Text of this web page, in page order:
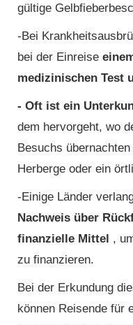
gültige
-Bei
bei der Einreise
medizinischen Test
- Oft ist ein
dem hervorgeht, wo
Besuchs
Herberge oder ein
-Einige Länder
Nachweis über
finanzielle Mittel ,
zu finanzieren.
Bei der Erkundung
können Reisende für